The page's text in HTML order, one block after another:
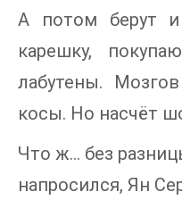
А потом берут
карешку,
лабутены.
косы. Но насчёт
Что ж… без
напросился, Ян